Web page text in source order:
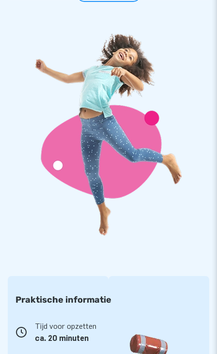
Je hebt niemand anders nodig, want je zet de Castle world
eenvoudig binnen 20 minuten op. Bijvoorbeeld tijdens grote
evenementen. Deze inflatable is opgebouwd in drie delen, wat
het transport en de op- en afbouw een stuk gemakkelijker
maakt. We hebben overal aan gedacht voor je. De Castle
World wordt namelijk compleet geleverd inclusief blowers,
verankeringsmateriaal, een transportzak en een duidelijke
handleiding.
Kleurvast PVC
We bieden je topkwaliteit, daar kun je op vertrouwen. Onze
kussens zijn op meerdere punten verstevigd en meervoudig
gestikt. Het sterke, van hoge kwaliteit, kleurvaste PVC gaat
lang mee en is eenvoudig schoon te houden. De Castle World
wordt daarom geleverd met 5 jaar garantie. Hierdoor
Meer dan 15.000 klanten in 15 jaar
wereldwijd een gat in de lucht laten springen. Vaak letterlijk.
Meer dan 15.000 klanten zijn al geholpen door ons team van
Praktische informatie
Tijd voor opzetten
ca. 20 minuten